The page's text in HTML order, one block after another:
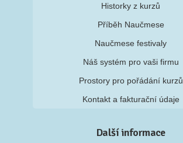
Historky z kurzů
Příběh Naučmese
Naučmese festivaly
Náš systém pro vaši firmu
Prostory pro pořádání kurzů
Kontakt a fakturační údaje
Další informace